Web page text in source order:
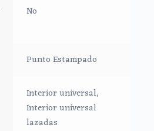
No
Punto Estampado
Interior universal,
Interior universal
lazadas